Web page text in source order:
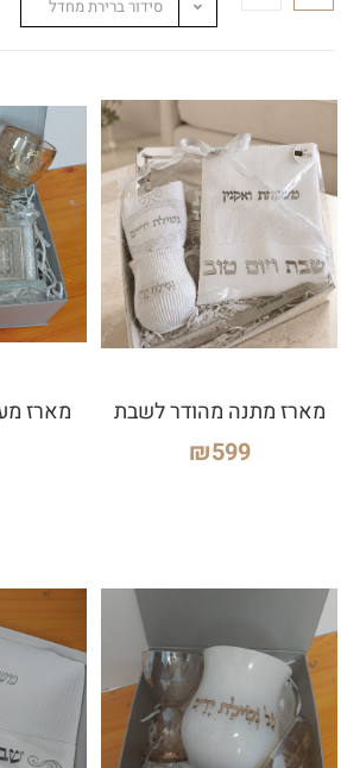
סידור ברירת מחדל
מארז מתנה מהודר לשבת
₪599
מארז